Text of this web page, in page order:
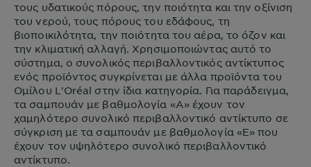
τους υδατικούς πόρους, την ποιότητα και την οξίνιση
του νερού, τους πόρους του εδάφους, τη
βιοποικιλότητα, την ποιότητα του αέρα, το όζον και
την κλιματική αλλαγή. Χρησιμοποιώντας αυτό το
σύστημα, ο συνολικός περιβαλλοντικός αντίκτυπος
ενός προϊόντος συγκρίνεται με άλλα προϊόντα του
Ομίλου L'Oréal στην ίδια κατηγορία. Για παράδειγμα,
τα σαμπουάν με βαθμολογία «Α» έχουν τον
χαμηλότερο συνολικό περιβαλλοντικό αντίκτυπο σε
σύγκριση με τα σαμπουάν με βαθμολογία «Ε» που
έχουν τον υψηλότερο συνολικό περιβαλλοντικό
αντίκτυπο.